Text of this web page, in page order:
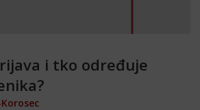
i tko određuje